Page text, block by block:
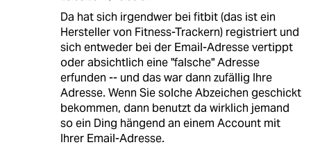
Da hat sich irgendwer bei fitbit (das ist ein
Hersteller von Fitness-Trackern) registriert und
sich entweder bei der Email-Adresse vertippt
oder absichtlich eine "falsche" Adresse
erfunden -- und das war dann zufällig Ihre
Adresse. Wenn Sie solche Abzeichen geschickt
bekommen, dann benutzt da wirklich jemand
so ein Ding hängend an einem Account mit
Ihrer Email-Adresse.